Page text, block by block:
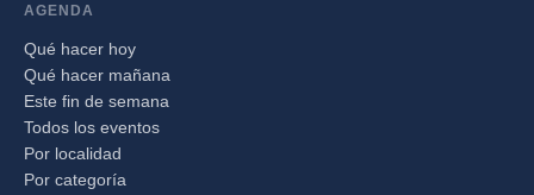
AGENDA
Qué hacer hoy
Qué hacer mañana
Este fin de semana
Todos los eventos
Por localidad
Por categoría